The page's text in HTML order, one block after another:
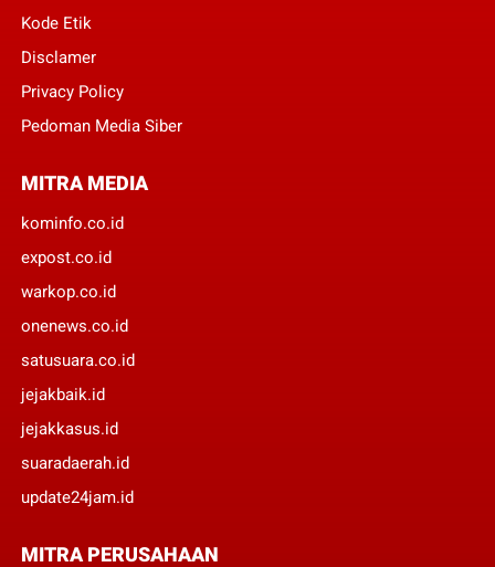
Kode Etik
Disclamer
Privacy Policy
Pedoman Media Siber
MITRA MEDIA
kominfo.co.id
expost.co.id
warkop.co.id
onenews.co.id
satusuara.co.id
jejakbaik.id
jejakkasus.id
suaradaerah.id
update24jam.id
MITRA PERUSAHAAN